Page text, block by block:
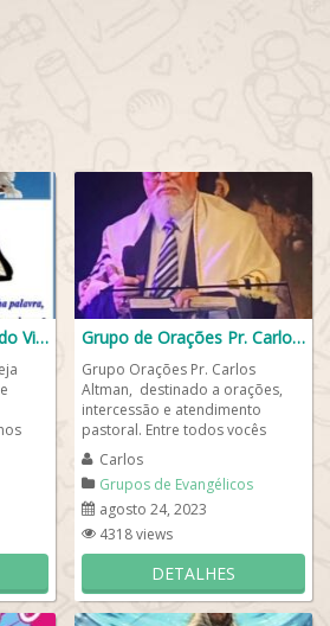
Jesus Cristo Restaurando Vidas❤️ Grupo de Orações Pr. Carlos Altman
Grupo Orações Pr. Carlos
Altman, destinado a orações,
intercessão e atendimento
pastoral. Entre todos vocês
evangélicos para ouvir e
aprender mais...
Carlos
Grupos de Evangélicos
agosto 24, 2023
4318 views
DETALHES